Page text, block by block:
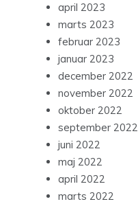
april 2023
marts 2023
februar 2023
januar 2023
december 2022
november 2022
oktober 2022
september 2022
juni 2022
maj 2022
april 2022
marts 2022